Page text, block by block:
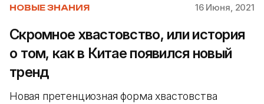
НОВЫЕ ЗНАНИЯ 16 Июня, 2021
Скромное хвастовство, или история
о том, как в Китае появился новый
тренд
Новая претенциозная форма хвастовства